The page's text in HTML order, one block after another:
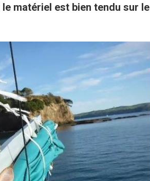
matériel est bien tendu sur le